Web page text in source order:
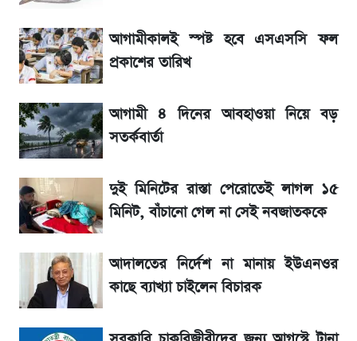
সাকিবের বাড়িতে হামলা নিয়ে মুখ খুললেন দিলীপ
ঘোষ
লিটনকে নিয়ে টিম ম্যানেজমেন্টের নতুন পরিকল্পনা
জেনে নিন আজকের সোনা ও রুপার সর্বশেষ দাম
আগামীকালই স্পষ্ট হবে এসএসসি ফল প্রকাশের
তারিখ
তাপমাত্রা নিয়ে নতুন পূর্বাভাস দিল আবহাওয়া অফিস
৬ আগস্ট দেশের বাজারে স্বর্ণের দাম
আগামীকালই স্পষ্ট হবে এসএসসি ফল
প্রকাশের তারিখ
আগামী ৪ দিনের আবহাওয়া নিয়ে বড়
সতর্কবার্তা
দুই মিনিটের রাস্তা পেরোতেই লাগল ১৫
মিনিট, বাঁচানো গেল না সেই নবজাতককে
আদালতের নির্দেশ না মানায় ইউএনওর
কাছে ব্যাখ্যা চাইলেন বিচারক